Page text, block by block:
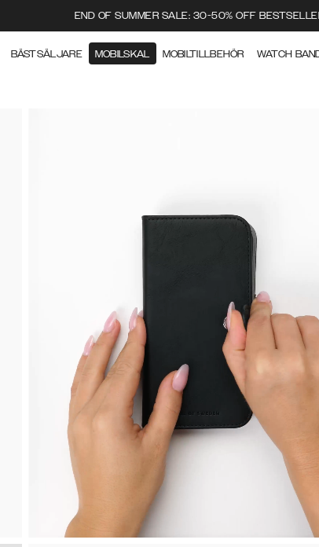
END OF SUMMER SALE: 30-50% OFF
BÄSTSÄLJARE MOBILSKAL MOBILTILLBEHÖR WATCH